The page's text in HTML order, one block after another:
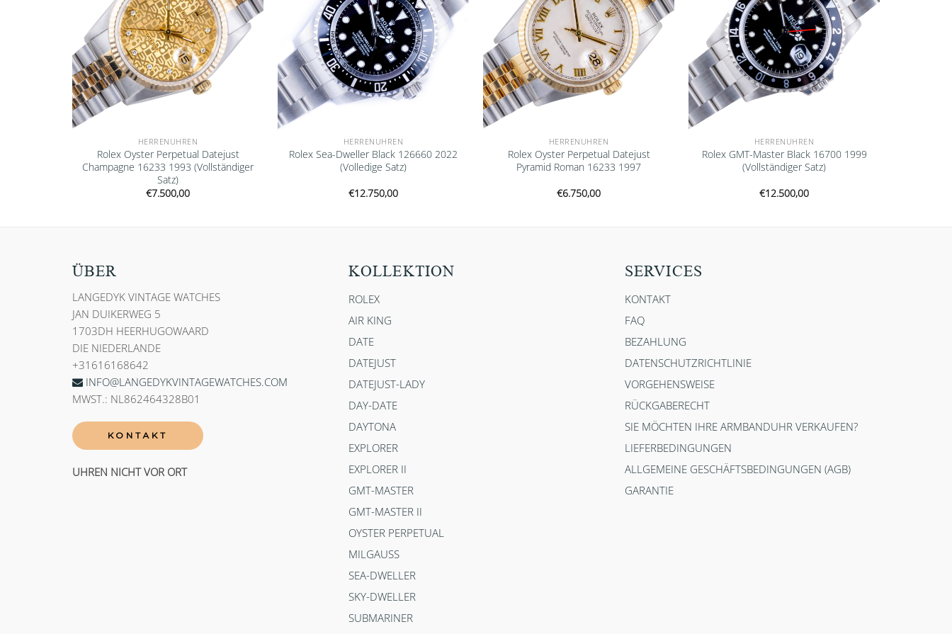
HERRENUHREN
Rolex Oyster Perpetual Datejust
Champagne 16233 1993 (Vollständiger
Satz)
€7.500,00
HERRENUHREN
Rolex Sea-Dweller Black 126660 2022
(Volledige Satz)
€12.750,00
HERRENUHREN
Rolex Oyster Perpetual Datejust
Pyramid Roman 16233 1997
€6.750,00
HERRENUHREN
Rolex GMT-Master Black 16700 1999
(Vollständiger Satz)
€12.500,00
ÜBER
LANGEDYK VINTAGE WATCHES
JAN DUIKERWEG 5
1703DH HEERHUGOWAARD
DIE NIEDERLANDE
+31616168642
INFO@LANGEDYKVINTAGEWATCHES.COM
MWST.: NL862464328B01
KONTAKT
UHREN NICHT VOR ORT
KOLLEKTION
ROLEX
AIR KING
DATE
DATEJUST
DATEJUST-LADY
DAY-DATE
DAYTONA
EXPLORER
EXPLORER II
GMT-MASTER
GMT-MASTER II
OYSTER PERPETUAL
MILGAUSS
SEA-DWELLER
SKY-DWELLER
SUBMARINER
SERVICES
KONTAKT
FAQ
BEZAHLUNG
DATENSCHUTZRICHTLINIE
VORGEHENSWEISE
RÜCKGABERECHT
SIE MÖCHTEN IHRE ARMBANDUHR VERKAUFEN?
LIEFERBEDINGUNGEN
ALLGEMEINE GESCHÄFTSBEDINGUNGEN (AGB)
GARANTIE